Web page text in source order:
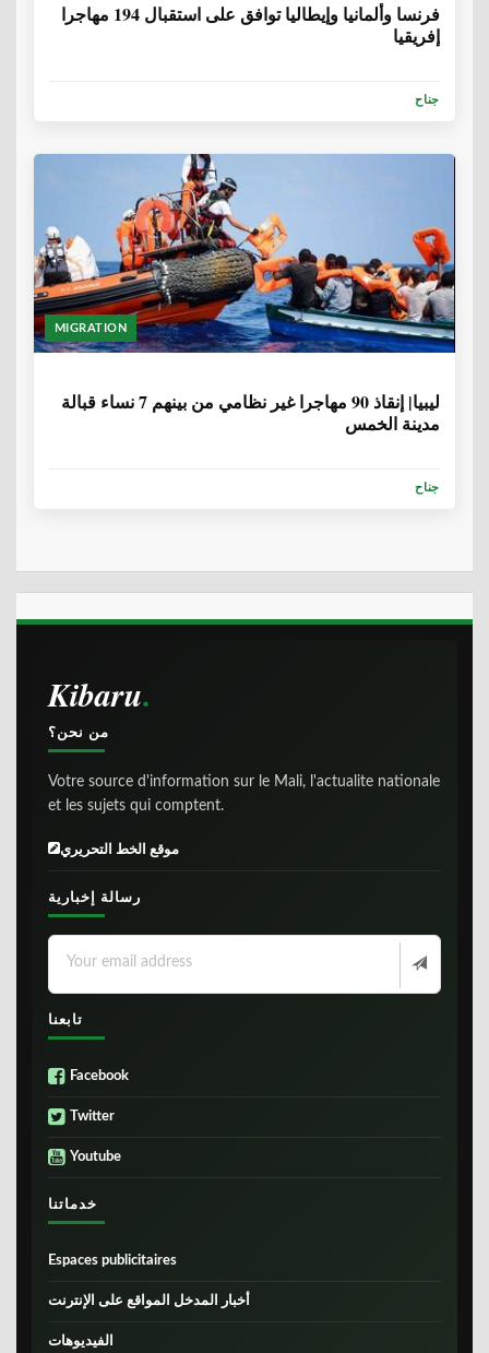
فرنسا وألمانيا وإيطاليا توافق على استقبال 194 مهاجرا
إفريقيا
جناح
MIGRATION
ليبيا| إنقاذ 90 مهاجرا غير نظامي من بينهم 7 نساء قبالة
مدينة الخمس
جناح
Kibaru
من نحن؟
Votre source d'information sur le Mali, l'actualite nationale
et les sujets qui comptent.
موقع الخط التحريري
رسالة إخبارية
تابعنا
Facebook
Twitter
Youtube
خدماتنا
Espaces publicitaires
أخبار المدخل المواقع على الإنترنت
الفيديوهات